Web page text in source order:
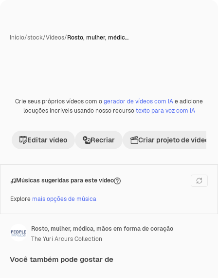
Início/stock/Vídeos/Rosto, mulher, médic…
Premium
Crie seus próprios vídeos com ogerador de vídeos com IAe adicione
locuções incríveis usando nosso recursotexto para voz com IA
Editar vídeo Recriar Criar projeto de vídeo
Músicas sugeridas para este vídeo
Explore mais opções de música
Rosto, mulher, médica, mãos em forma de coração
The Yuri Arcurs Collection
Você também pode gostar de